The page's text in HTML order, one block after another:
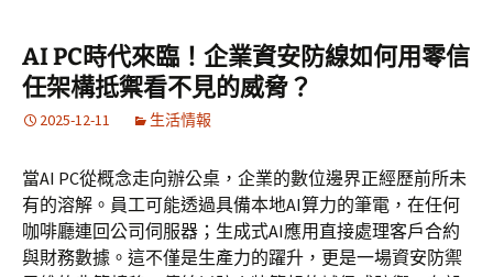
要
內
容
鍵
字:
AI PC時代來臨！企業資安防線如何用零信
任架構抵禦看不見的威脅？
2025-12-11 生活情報
當AI PC從概念走向辦公桌，企業的數位邊界正經歷前所未
有的溶解。員工可能透過具備本地AI算力的筆電，在任何
咖啡廳連回公司伺服器；生成式AI應用直接處理客戶合約
與財務數據。這不僅是生產力的躍升，更是一場資安防禦